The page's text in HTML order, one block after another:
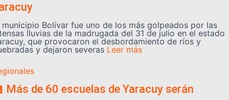
municipio Bolívar fue uno de los más golpeados por las
lluvias de la madrugada del 31 de julio en el estado
que provocaron el desbordamiento de ríos y
y dejaron severas Leer más
Más de 60 escuelas de Yaracuy serán